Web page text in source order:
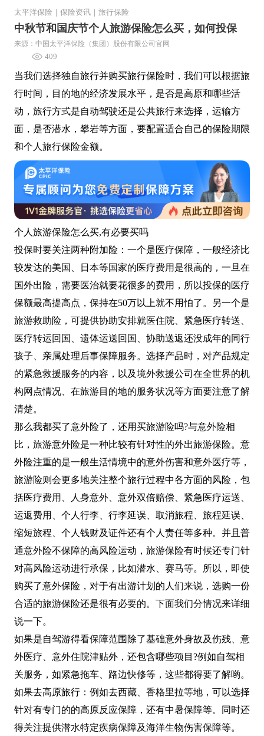
太平洋保险 保险资讯 旅行保险
中秋节和国庆节个人旅游保险怎么买，如何投保
来源：中国太平洋保险（集团）股份有限公司官网
409
当我们选择独自旅行并购买旅行保险时，我们可以根据旅
行时间，目的地的经济发展水平，是否是高原和哪些活
动，旅行方式是自动驾驶还是公共旅行来选择，运输方
面，是否潜水，攀岩等方面，要配置适合自己的保险期限
和个人旅行保险金额。
个人旅游保险怎么买,有必要买吗
投保时要关注两种附加险：一个是医疗保障，一般经济比
较发达的美国、日本等国家的医疗费用是很高的，一旦在
国外出险，需要医治就要花很多的费用，所以投保的医疗
保额最高提高点，保持在50万以上就不用怕了。另一个是
旅游救助险，可提供协助安排就医住院、紧急医疗转送、
医疗转运回国、遗体运送回国、协助送返还没成年的同行
孩子、亲属处理后事保障服务。选择产品时，对产品规定
的紧急救援服务的内容，以及境外救援公司在全世界的机
构网点情况、在旅游目的地的服务状况等方面要注意了解
清楚。
那么我都买了意外险了，还用买旅游险吗?与意外险相
比，旅游意外险是一种比较有针对性的外出旅游保险。意
外险注重的是一般生活情境中的意外伤害和意外医疗等，
旅游险则会更多地关注整个旅行过程中各方面的风险，包
括医疗费用、人身意外、意外双倍赔偿、紧急医疗运送、
运返费用、个人行李、行李延误、取消旅程、旅程延误、
缩短旅程、个人钱财及证件还有个人责任等多种。并且普
通意外险不保障的高风险运动，旅游保险有时候还专门针
对高风险运动进行承保，比如潜水、赛马等。所以，即使
购买了意外保险，对于有出游计划的人们来说，选购一份
合适的旅游保险还是很有必要的。下面我们分情况来详细
说一下。
如果是自驾游得看保障范围除了基础意外身故及伤残、意
外医疗、意外住院津贴外，还包含哪些项目?例如自驾相
关服务，如紧急拖车、路边快修等，这些都得要了解哟。
如果去高原旅行：例如去西藏、香格里拉等地，可以选择
针对有专门的的高原反应保障，还有中暑保障等。同时还
得关注提供潜水特定疾病保障及海洋生物伤害保障等。